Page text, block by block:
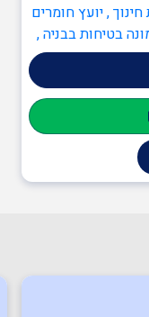
, יועץ חומרים
בטיחות בבניה ,
קרינה , ממונה
תיק שטח , תכנון
בטיחות אש ,
והנדסאים ,
חשמל , מהנדסי